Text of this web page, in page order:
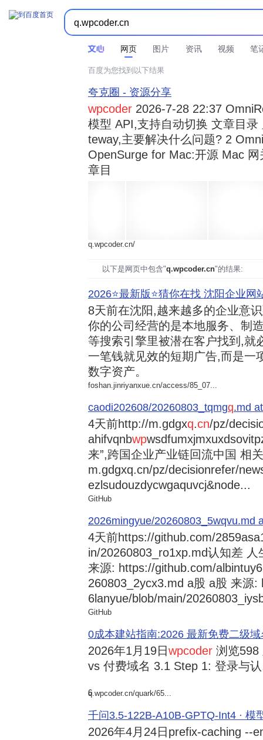
网页 图片 资讯 视频 笔
时间不限  所有网页和文件  站点内检索 
百度为您找到以下结果
夸克圈 - 资源分享
wpcoder 2026-7-28 22:37
模型 API,支持自动切换 文章目
teway,主要解决什么问题? 2
OpenSurge for Mac:开源 Mac
章目
q.wpcoder.cn/
以下是网页中包含"q.wpcoder.cn"的结果:
2026⭐️最新版⭐️猜你在找 沈阳企业网
8天前在沈阳,越来越多的企业意
你的公司经营的是本地服务、制
等搜索引擎里被潜在客户找到,就
一笔钱就见效的短期广告,而是一
数字资产。
foshan.jinriyanxue.cn/access/85_07...
caodi202608/20260803_tqmgq.md
4天前http://m.gdgxq.cn/pz/
ahifvqnbwp
来”,跨国企业产业链回流中国 相
m.gdgxq.cn/pz/decisionrefer/
ezlsudouzdycwgaquvcj&node...
GitHub
2026mingyue/20260803_5wqvu.md
4天前https://github.com/
in/20260803_ro1xp.md认知差
来源: https://github.com/
260803_2ycx3.md a股 a股 来源
6lanyue/blob/main/
GitHub
0成本建站指南:2026 最新免费二级
2026年1月19日wpcoder 浏览598
vs 付费域名 3.1 Step 1: 登录与
6
q.wpcoder.cn/quark/65...
千问3.5-122B-A10B-GPTQ-Int4 · 模
2026年4月24日 prefix-caching --